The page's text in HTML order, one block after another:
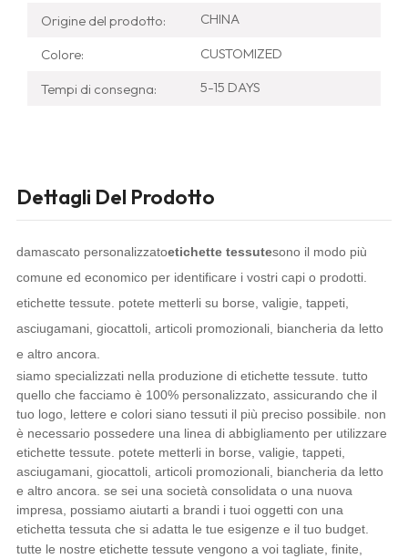
Origine del prodotto: CHINA
Colore: CUSTOMIZED
Tempi di consegna: 5-15 DAYS
Dettagli Del Prodotto
damascato personalizzatoetichette tessutesono il modo più
comune ed economico per identificare i vostri capi o prodotti.
etichette tessute. potete metterli su borse, valigie, tappeti,
asciugamani, giocattoli, articoli promozionali, biancheria da letto
e altro ancora.
siamo specializzati nella produzione di etichette tessute. tutto
quello che facciamo è 100% personalizzato, assicurando che il
tuo logo, lettere e colori siano tessuti il ​​più preciso possibile. non
è necessario possedere una linea di abbigliamento per utilizzare
etichette tessute. potete metterli in borse, valigie, tappeti,
asciugamani, giocattoli, articoli promozionali, biancheria da letto
e altro ancora. se sei una società consolidata o una nuova
impresa, possiamo aiutarti a brandi i tuoi oggetti con una
etichetta tessuta che si adatta le tue esigenze e il tuo budget.
tutte le nostre etichette tessute vengono a voi tagliate, finite,